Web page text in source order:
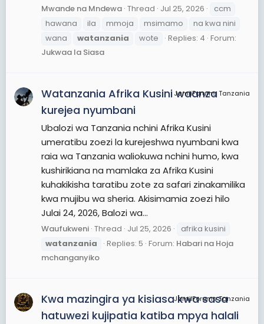
Mwande na Mndewa Thread Jul 25, 2026
ccm
hawana
ila mmoja msimamo
na kwa nini
wana
watanzania wote Replies: 4 Forum:
Jukwaa la Siasa
JamiiForums Tanzania
Watanzania Afrika Kusini waanza
kurejea nyumbani
Ubalozi wa Tanzania nchini Afrika Kusini
umeratibu zoezi la kurejeshwa nyumbani kwa
raia wa Tanzania waliokuwa nchini humo, kwa
kushirikiana na mamlaka za Afrika Kusini
kuhakikisha taratibu zote za safari zinakamilika
kwa mujibu wa sheria. Akisimamia zoezi hilo
Julai 24, 2026, Balozi wa...
Waufukweni Thread Jul 25, 2026
afrika kusini
watanzania
Replies: 5 Forum: Habari na Hoja
mchanganyiko
JamiiForums Tanzania
Kwa mazingira ya kisiasa kwa sasa
hatuwezi kujipatia katiba mpya halali